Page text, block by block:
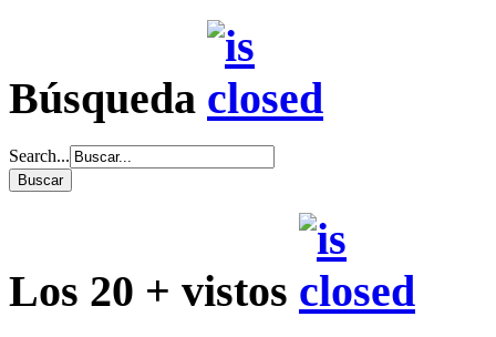
Búsqueda
Search...
Los 20 + vistos